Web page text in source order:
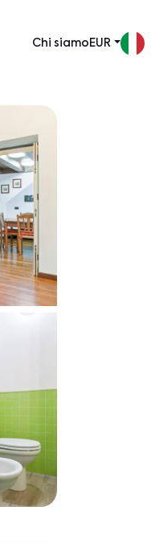
Chi siamo EUR